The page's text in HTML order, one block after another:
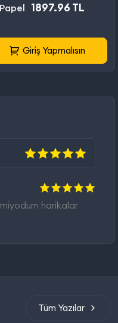
1897.96 TL
Giriş Yapmalısın
harikalar
Tüm Yazılar